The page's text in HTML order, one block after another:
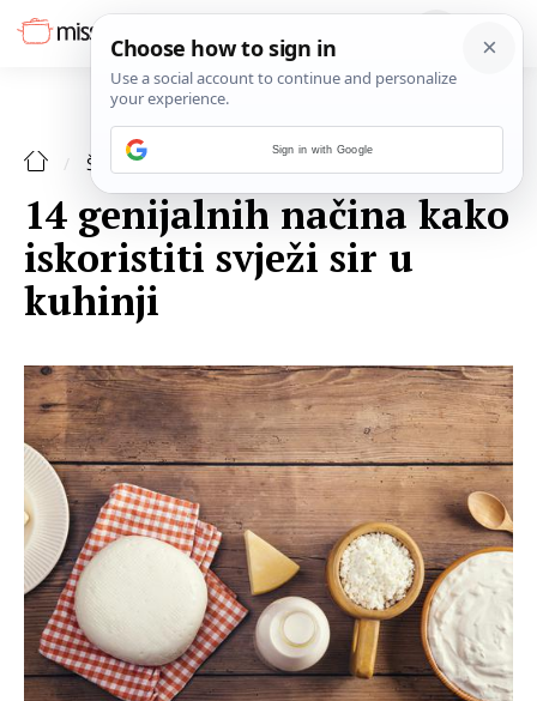
ŠPAJZA
14 genijalnih načina kako
iskoristiti svježi sir u
kuhinji
Sign in with Google